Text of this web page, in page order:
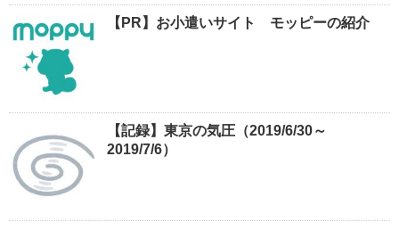
【PR】お小遣いサイト モッピーの紹介
【記録】東京の気圧（2019/6/30～
2019/7/6）